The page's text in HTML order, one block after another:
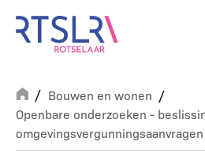
naar
inhoud
gaan
Breadcrumb
Bouwen en wonen
Openbare onderzoeken -
omgevingsvergunningsaanvragen